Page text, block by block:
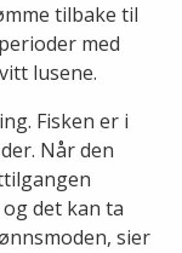
tilbake til
med
lusene.
Fisken er i
Når den
det kan ta
sier